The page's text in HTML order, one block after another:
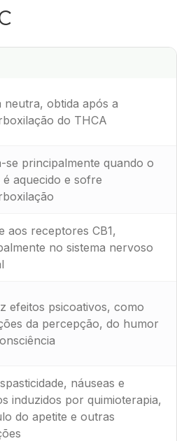
neutra, obtida após a
do THCA
se principalmente quando o
é aquecido e sofre
aos receptores CB1,
no sistema nervoso
efeitos psicoativos, como
da percepção, do humor
náuseas e
induzidos por quimioterapia,
do apetite e outras